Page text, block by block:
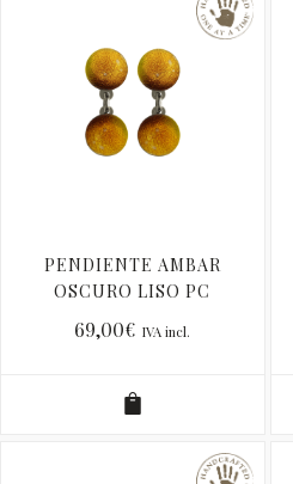
PENDIENTE AMBAR
OSCURO LISO PC
69,00€ IVA incl.